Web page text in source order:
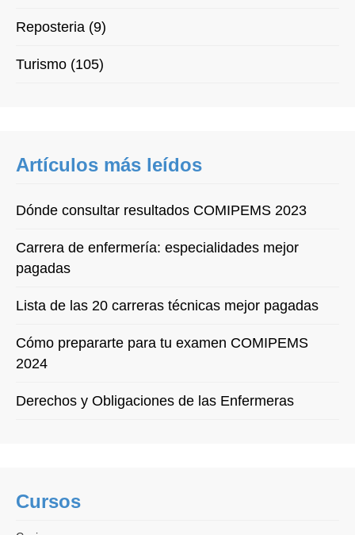
Reposteria (9)
Turismo (105)
Artículos más leídos
Dónde consultar resultados COMIPEMS 2023
Carrera de enfermería: especialidades mejor
pagadas
Lista de las 20 carreras técnicas mejor pagadas
Cómo prepararte para tu examen COMIPEMS
2024
Derechos y Obligaciones de las Enfermeras
Cursos